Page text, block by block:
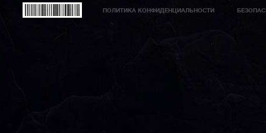
ПОЛИТИКА КОНФИДЕНЦИАЛЬНОСТИ